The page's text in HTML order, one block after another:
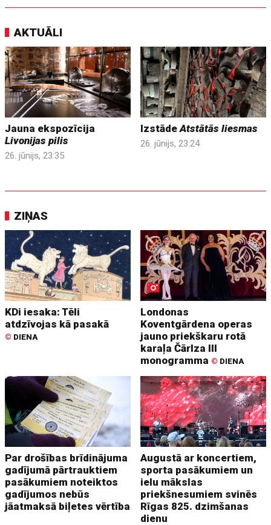
AKTUĀLI
Jauna ekspozīcija
Livonijas pilis
26. jūnijs, 23:35
IzstādeAtstātās liesmas
26. jūnijs, 23:24
ZIŅAS
KDi iesaka: Tēli
atdzīvojas kā pasakā
© DIENA
Londonas
Koventgārdena operas
jauno priekškaru rotā
karaļa Čārlza III
monogramma © DIENA
Par drošības brīdinājuma
gadījumā pārtrauktiem
pasākumiem noteiktos
gadījumos nebūs
jāatmaksā biļetes vērtība
Augustā ar koncertiem,
sporta pasākumiem un
ielu mākslas
priekšnesumiem svinēs
Rīgas 825. dzimšanas
dienu